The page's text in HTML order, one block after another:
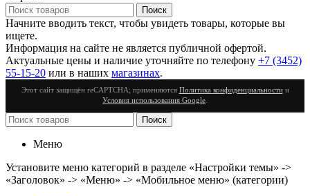
Поиск
Начните вводить текст, чтобы увидеть товары, которые вы
ищете.
Информация на сайте не является публичной офертой.
Актуальные цены и наличие уточняйте по телефону +7 (3452)
55-15-20 или в наших магазинах.
Этот сайт защищён reCAPTCHA; применяются Политика конфиденциальностии
Условия использования Google
Поиск
Меню
Установите меню категорий в разделе «Настройки темы» ->
«Заголовок» -> «Меню» -> «Мобильное меню» (категории)